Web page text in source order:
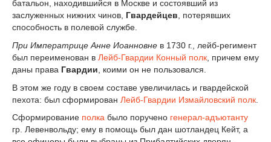
батальон, находившийся в Москве и состоявший из
заслуженных нижних чинов, Гвардейцев , потерявших
способность в полевой службе.
При Императрице Анне Иоанновне в 1730 г., лейб-регимент
был переименован в Лейб-Гвардии Конный полк , причем ему
даны права Гвардии , коими он не пользовался.
В этом же году в своем составе увеличилась и гвардейской
пехота: был сформирован Лейб-Гвардии Измайловский полк
Сформирование полка было поручено генерал-адъютанту
гр. Левенвольду; ему в помощь был дан шотландец Кейт, а